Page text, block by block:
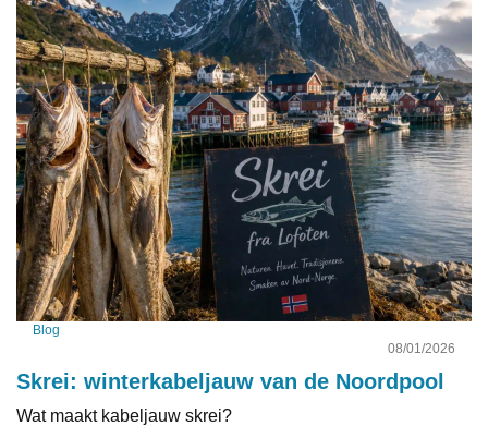
Blog
08/01/2026
Skrei: winterkabeljauw van de Noordpool
Wat maakt kabeljauw skrei?